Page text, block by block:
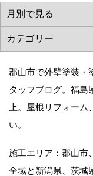
郡山市で外壁塗装・
タッフブログ。福島
上。屋根リフォー
い。
施工エリア：郡山市
全域と新潟県、茨城